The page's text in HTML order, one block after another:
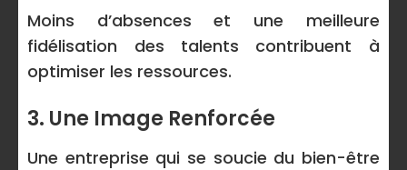
Moins d’absences et une meilleure
fidélisation des talents contribuent à
optimiser les ressources.
3. Une Image Renforcée
Une entreprise qui se soucie du bien-être